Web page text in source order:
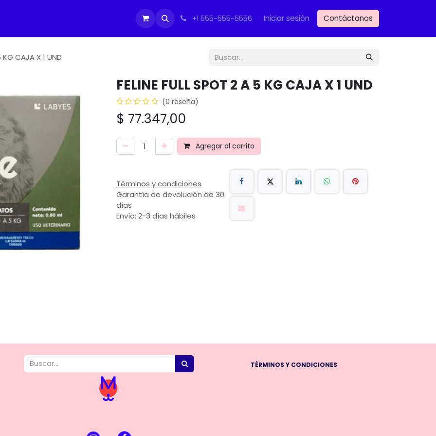
Ayuda Ayuda IMOVET
+1 555-555-5556 Iniciar sesión Contáctanos
KG CAJA X 1 UND
FELINE FULL SPOT 2 A 5 KG CAJA X 1 UND
(0 reseña)
$ 77.347,00
Agregar al carrito
Términos y condiciones
Garantía de devolución de 30
días
Envío: 2-3 días hábiles
TÉRMINOS Y CONDICIONES